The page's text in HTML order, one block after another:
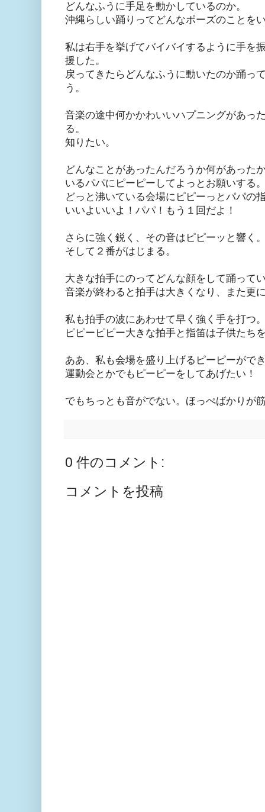
どんなふうに手足を動かしているのか。
沖縄らしい踊りってどんなポーズのことを
私は右手を挙げてバイバイするように手を
援した。
戻ってきたらどんなふうに動いたのか踊っ
う。
音楽の途中何かかわいいハプニングがあっ
る。
知りたい。
どんなことがあったんだろうか何があった
いるパパにピーピーしてよっとお願いする
どっと沸いている会場にピピーっとパパの
いいよいいよ！パパ！もう１回だよ！
さらに強く鋭く、その音はピピーッと響く
そして２番がはじまる。
大きな拍手にのってどんな顔をして踊って
音楽が終わると拍手は大きくなり、また更
私も拍手の波にあわせて早く強く手を打つ
ピピーピピー大きな拍手と指笛は子供たち
ああ、私も会場を盛り上げるピーピーがで
運動会とかでもピーピーをしてあげたい！
でもちっとも音がでない。ほっぺばかりが
0 件のコメント:
コメントを投稿